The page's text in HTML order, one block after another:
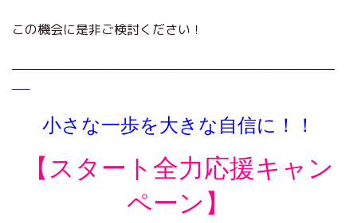
この機会に是非ご検討ください！
———————————————————————————
—–
小さな一歩を大きな自信に！！
【スタート全力応援キャン
ペーン】